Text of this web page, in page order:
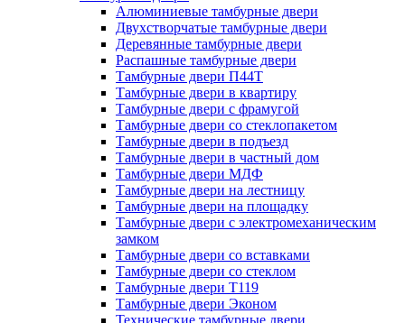
Алюминиевые тамбурные двери
Двухстворчатые тамбурные двери
Деревянные тамбурные двери
Распашные тамбурные двери
Тамбурные двери П44Т
Тамбурные двери в квартиру
Тамбурные двери с фрамугой
Тамбурные двери со стеклопакетом
Тамбурные двери в подъезд
Тамбурные двери в частный дом
Тамбурные двери МДФ
Тамбурные двери на лестницу
Тамбурные двери на площадку
Тамбурные двери с электромеханическим
замком
Тамбурные двери со вставками
Тамбурные двери со стеклом
Тамбурные двери Т119
Тамбурные двери Эконом
Технические тамбурные двери